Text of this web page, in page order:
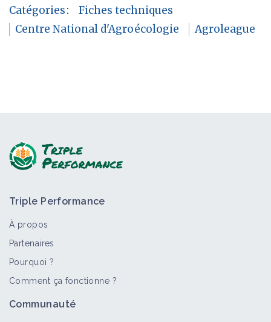
Catégories:
Fiches techniques
Centre National d'Agroécologie
Agroleague
Triple Performance
À propos
Partenaires
Pourquoi ?
Comment ça fonctionne ?
Communauté